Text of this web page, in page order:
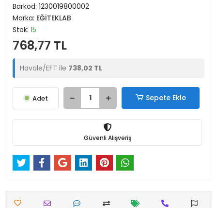
Barkod: 1230019800002
Marka: EĞİTEKLAB
Stok: 15
768,77 TL
Havale/EFT ile 738,02 TL
Adet Sepete Ekle
Güvenli Alışveriş